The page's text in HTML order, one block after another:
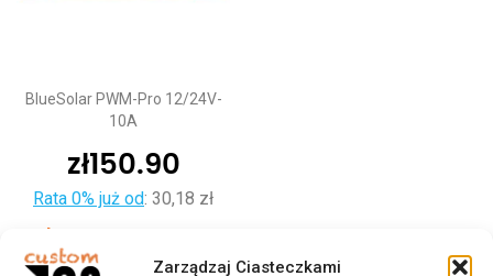
Zarządzaj Ciasteczkami
BlueSolar PWM-Pro 12/24V-
10A
zł150.90
Rata 0% już od: 30,18 zł